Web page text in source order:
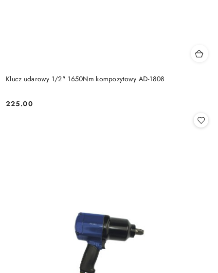
Klucz udarowy 1/2" 1650Nm kompozytowy AD-1808
Cena:
225.00